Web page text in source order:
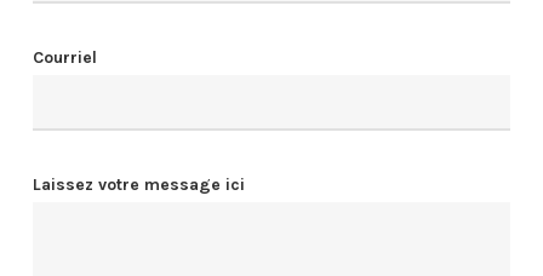
Courriel
Laissez votre message ici